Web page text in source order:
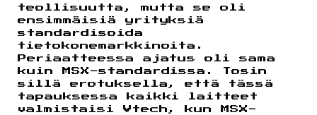
teollisuutta, mutta se oli
ensimmäisiä yrityksiä
standardisoida
tietokonemarkkinoita.
Periaatteessa ajatus oli sama
kuin MSX-standardissa. Tosin
sillä erotuksella, että tässä
tapauksessa kaikki laitteet
valmistaisi Vtech, kun MSX-